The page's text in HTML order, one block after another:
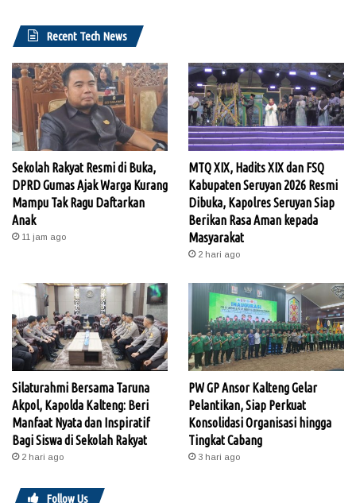
Recent Tech News
Sekolah Rakyat Resmi di Buka,
DPRD Gumas Ajak Warga Kurang
Mampu Tak Ragu Daftarkan
Anak
11 jam ago
MTQ XIX, Hadits XIX dan FSQ
Kabupaten Seruyan 2026 Resmi
Dibuka, Kapolres Seruyan Siap
Berikan Rasa Aman kepada
Masyarakat
2 hari ago
Silaturahmi Bersama Taruna
Akpol, Kapolda Kalteng: Beri
Manfaat Nyata dan Inspiratif
Bagi Siswa di Sekolah Rakyat
2 hari ago
PW GP Ansor Kalteng Gelar
Pelantikan, Siap Perkuat
Konsolidasi Organisasi hingga
Tingkat Cabang
3 hari ago
Follow Us